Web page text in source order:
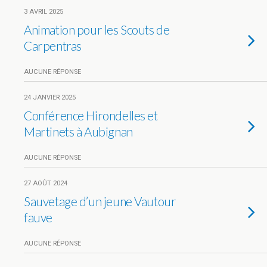
3 AVRIL 2025
Animation pour les Scouts de
Carpentras
AUCUNE RÉPONSE
24 JANVIER 2025
Conférence Hirondelles et
Martinets à Aubignan
AUCUNE RÉPONSE
27 AOÛT 2024
Sauvetage d’un jeune Vautour
fauve
AUCUNE RÉPONSE